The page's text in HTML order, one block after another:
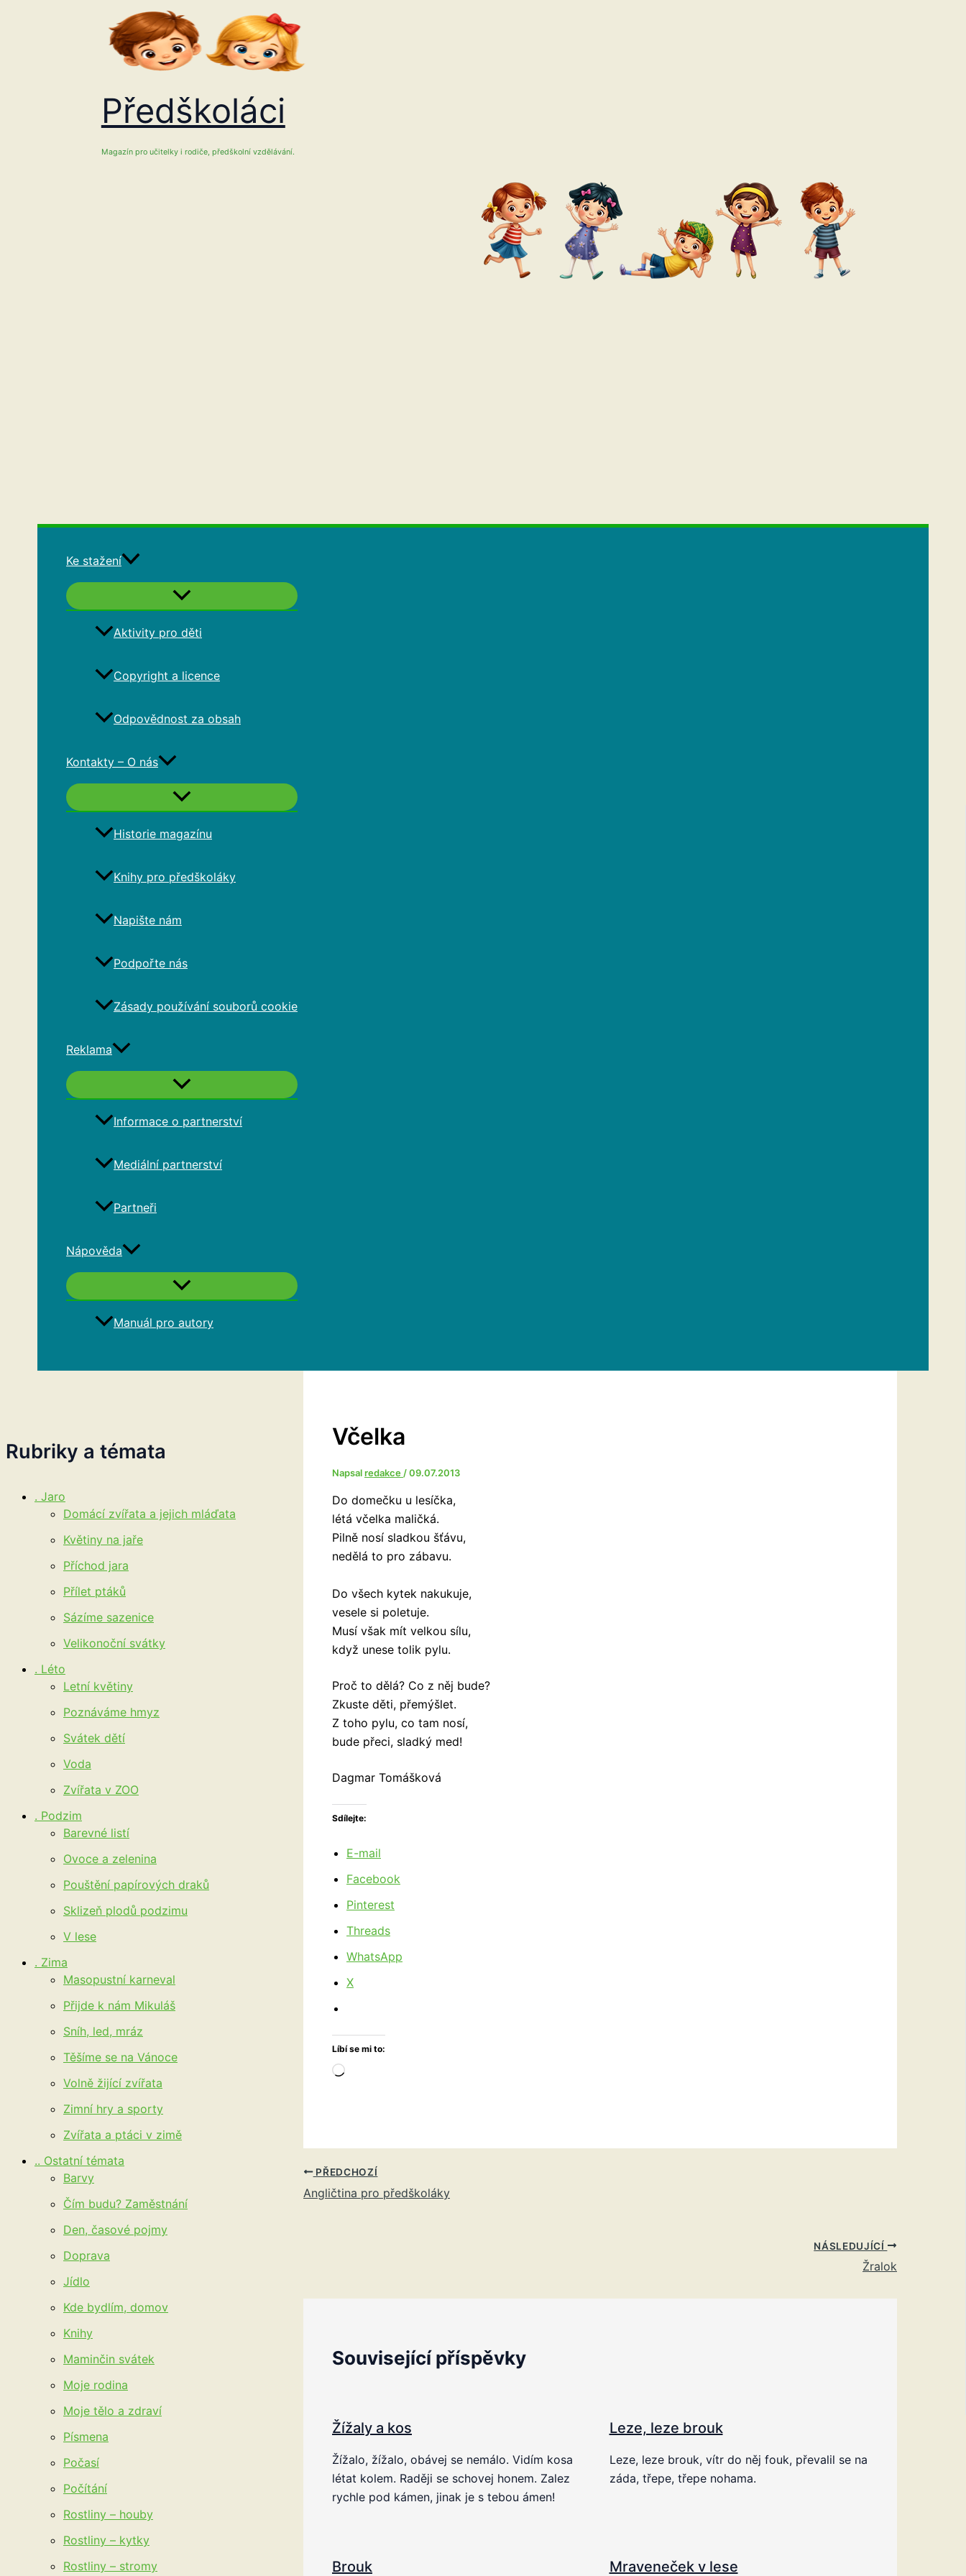
Předškoláci
Magazín pro učitelky i rodiče, předškolní vzdělávání.
Ke stažení
Aktivity pro děti
Copyright a licence
Odpovědnost za obsah
Kontakty – O nás
Historie magazínu
Knihy pro předškoláky
Napište nám
Podpořte nás
Zásady používání souborů cookie
Reklama
Informace o partnerství
Mediální partnerství
Partneři
Nápověda
Manuál pro autory
Rubriky a témata
. Jaro
Domácí zvířata a jejich mláďata
Květiny na jaře
Příchod jara
Přílet ptáků
Sázíme sazenice
Velikonoční svátky
. Léto
Letní květiny
Poznáváme hmyz
Svátek dětí
Voda
Zvířata v ZOO
. Podzim
Barevné listí
Ovoce a zelenina
Pouštění papírových draků
Sklizeň plodů podzimu
V lese
. Zima
Masopustní karneval
Přijde k nám Mikuláš
Sníh, led, mráz
Těšíme se na Vánoce
Volně žijící zvířata
Zimní hry a sporty
Zvířata a ptáci v zimě
.. Ostatní témata
Barvy
Čím budu? Zaměstnání
Den, časové pojmy
Doprava
Jídlo
Kde bydlím, domov
Knihy
Maminčin svátek
Moje rodina
Moje tělo a zdraví
Písmena
Počasí
Počítání
Rostliny – houby
Rostliny – kytky
Rostliny – stromy
Včelka
Napsalredakce /09.07.2013
Do domečku u lesíčka,
létá včelka maličká.
Pilně nosí sladkou šťávu,
nedělá to pro zábavu.
Do všech kytek nakukuje,
vesele si poletuje.
Musí však mít velkou sílu,
když unese tolik pylu.
Proč to dělá? Co z něj bude?
Zkuste děti, přemýšlet.
Z toho pylu, co tam nosí,
bude přeci, sladký med!
Dagmar Tomášková
Sdílejte:
E-mail
Facebook
Pinterest
Threads
WhatsApp
X
Líbí se mi to:
Načítání…
PŘEDCHOZÍ
Angličtina pro předškoláky
NÁSLEDUJÍCÍ
Žralok
Související příspěvky
Žížaly a kos
Žížalo, žížalo, obávej se nemálo. Vidím kosa
létat kolem. Raději se schovej honem. Zalez
rychle pod kámen, jinak je s tebou ámen!
Leze, leze brouk
Leze, leze brouk, vítr do něj fouk, převalil se na
záda, třepe, třepe nohama.
Brouk Mraveneček v lese